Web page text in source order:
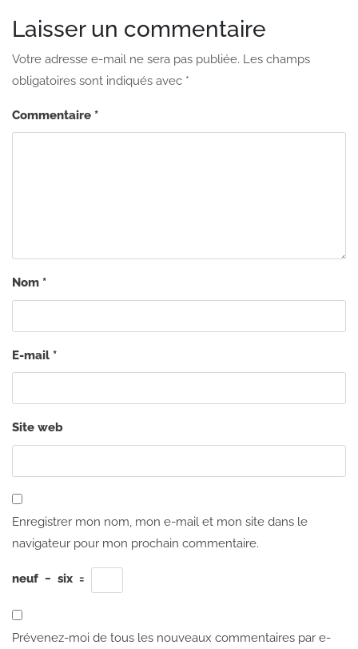
Laisser un commentaire
Votre adresse e-mail ne sera pas publiée. Les champs
obligatoires sont indiqués avec *
Commentaire *
Nom *
E-mail *
Site web
Enregistrer mon nom, mon e-mail et mon site dans le
navigateur pour mon prochain commentaire.
neuf − six =
Prévenez-moi de tous les nouveaux commentaires par e-